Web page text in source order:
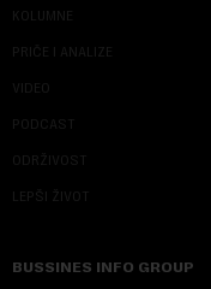
KOLUMNE
PRIČE I ANALIZE
VIDEO
PODCAST
ODRŽIVOST
LEPŠI ŽIVOT
BUSSINES INFO GROUP